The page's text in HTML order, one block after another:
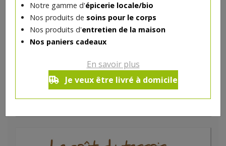
Notre gamme d'épicerie locale/bio
Nos produits de soins pour le corps
Nos produits d'entretien de la maison
Nos paniers cadeaux
En savoir plus
Je veux être livré à domicile
Vernis à ongles Pamplemousse rose 7ml Avril
AVRIL
1 pc
4€